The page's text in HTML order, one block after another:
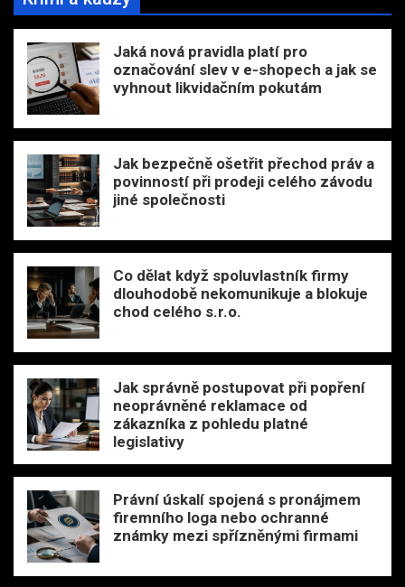
Jaká nová pravidla platí pro
označování slev v e-shopech a jak se
vyhnout likvidačním pokutám
Jak bezpečně ošetřit přechod práv a
povinností při prodeji celého závodu
jiné společnosti
Co dělat když spoluvlastník firmy
dlouhodobě nekomunikuje a blokuje
chod celého s.r.o.
Jak správně postupovat při popření
neoprávněné reklamace od
zákazníka z pohledu platné
legislativy
Právní úskalí spojená s pronájmem
firemního loga nebo ochranné
známky mezi spřízněnými firmami